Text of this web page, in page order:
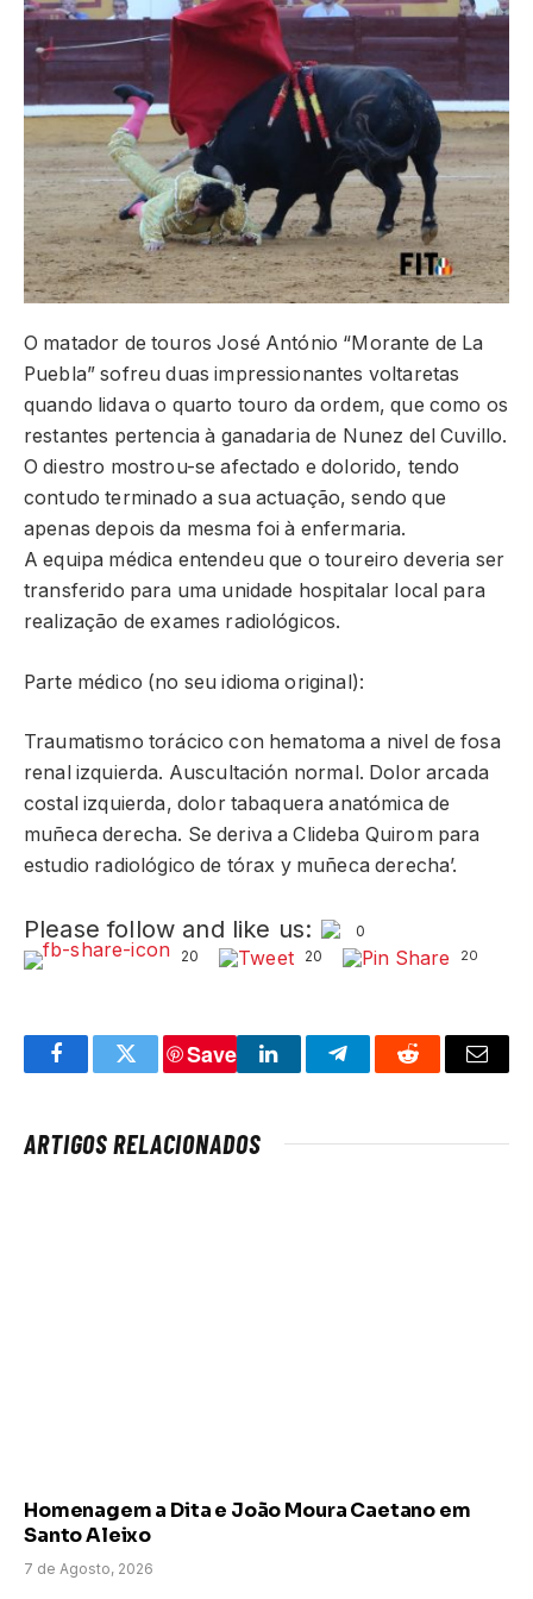
O matador de touros José António “Morante de La
Puebla” sofreu duas impressionantes voltaretas
quando lidava o quarto touro da ordem, que como os
restantes pertencia à ganadaria de Nunez del Cuvillo.
O diestro mostrou-se afectado e dolorido, tendo
contudo terminado a sua actuação, sendo que
apenas depois da mesma foi à enfermaria.
A equipa médica entendeu que o toureiro deveria ser
transferido para uma unidade hospitalar local para
realização de exames radiológicos.
Parte médico (no seu idioma original):
Traumatismo torácico con hematoma a nivel de fosa
renal izquierda. Auscultación normal. Dolor arcada
costal izquierda, dolor tabaquera anatómica de
muñeca derecha. Se deriva a Clideba Quirom para
estudio radiológico de tórax y muñeca derecha’.
Please follow and like us:
0
20
20 20
FacebookTwitter
Save
LinkedInTelegramReddit Email
ARTIGOS RELACIONADOS
Homenagem a Dita e João Moura Caetano em
Santo Aleixo
7 de Agosto, 2026